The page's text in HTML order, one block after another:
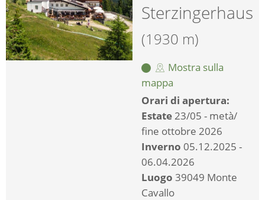
Sterzingerhaus
(1930 m)
Mostra sulla
mappa
Orari di apertura:
Estate 23/05 - metà/
fine ottobre 2026
Inverno 05.12.2025 -
06.04.2026
Luogo 39049 Monte
Cavallo